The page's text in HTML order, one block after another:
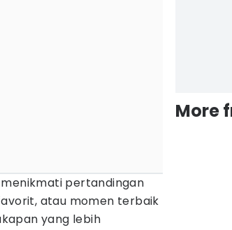
pertandingan
atau momen terbaik
yang lebih
More